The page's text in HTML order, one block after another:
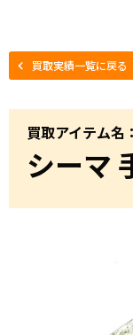
買取実績一覧に戻る
買取アイテム名：
シーマ